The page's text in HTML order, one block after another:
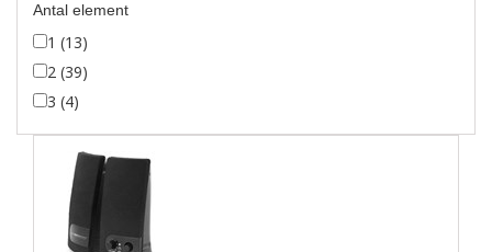
Antal element
1 (13)
2 (39)
3 (4)